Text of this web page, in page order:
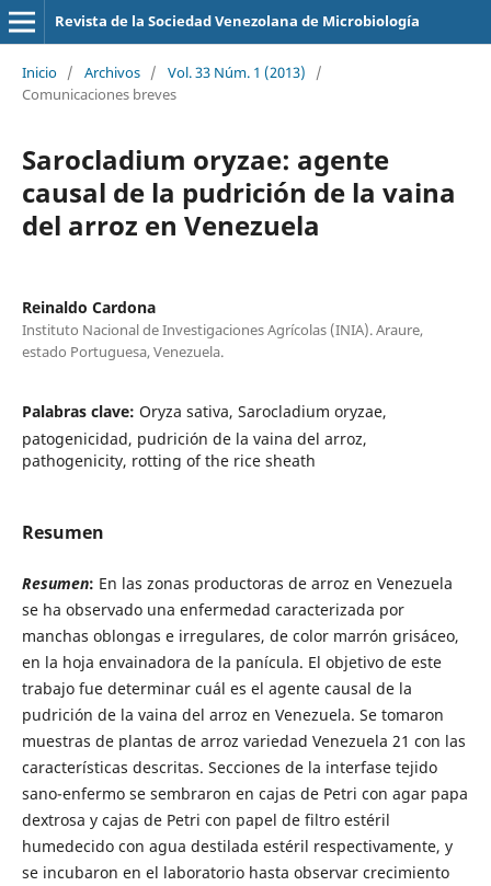
Revista de la Sociedad Venezolana de Microbiología
Inicio / Archivos / Vol. 33 Núm. 1 (2013)
/
Comunicaciones breves
Sarocladium oryzae: agente
causal de la pudrición de la vaina
del arroz en Venezuela
Reinaldo Cardona
Instituto Nacional de Investigaciones Agrícolas (INIA). Araure,
estado Portuguesa, Venezuela.
Palabras clave: Oryza sativa, Sarocladium oryzae,
patogenicidad, pudrición de la vaina del arroz,
pathogenicity, rotting of the rice sheath
Resumen
Resumen: En las zonas productoras de arroz en Venezuela
se ha observado una enfermedad caracterizada por
manchas oblongas e irregulares, de color marrón grisáceo,
en la hoja envainadora de la panícula. El objetivo de este
trabajo fue determinar cuál es el agente causal de la
pudrición de la vaina del arroz en Venezuela. Se tomaron
muestras de plantas de arroz variedad Venezuela 21 con las
características descritas. Secciones de la interfase tejido
sano-enfermo se sembraron en cajas de Petri con agar papa
dextrosa y cajas de Petri con papel de filtro estéril
humedecido con agua destilada estéril respectivamente, y
se incubaron en el laboratorio hasta observar crecimiento